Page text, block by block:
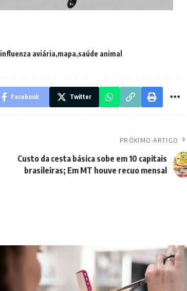
influenza aviária mapa saúde animal
Facebook Twitter
PRÓXIMO ARTIGO
Custo da cesta básica sobe em 10 capitais
brasileiras; Em MT houve recuo mensal